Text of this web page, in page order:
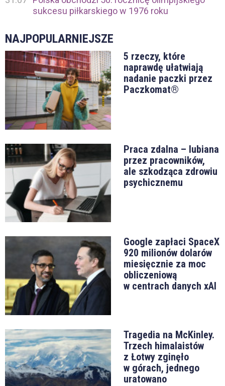
sukcesu piłkarskiego w 1976 roku
NAJPOPULARNIEJSZE
5 rzeczy, które
naprawdę ułatwiają
nadanie paczki przez
Paczkomat®
Praca zdalna – lubiana
przez pracowników,
ale szkodząca zdrowiu
psychicznemu
Google zapłaci SpaceX
920 milionów dolarów
miesięcznie za moc
obliczeniową
w centrach danych xAI
Tragedia na McKinley.
Trzech himalaistów
z Łotwy zginęło
w górach, jednego
uratowano